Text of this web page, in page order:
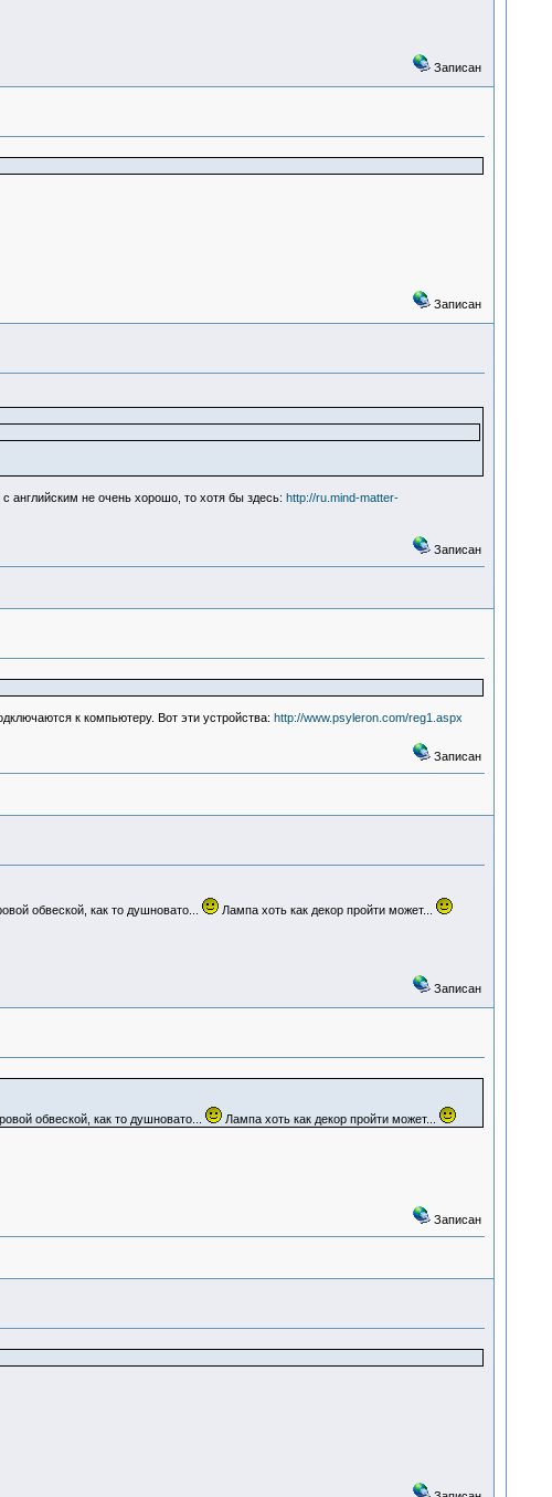
Записан
Записан
английским не очень хорошо, то хотя бы здесь: http://ru.mind-matter-
Записан
к компьютеру. Вот эти устройства: http://www.psyleron.com/reg1.aspx
Записан
обвеской, как то душновато... Лампа хоть как декор пройти может...
Записан
обвеской, как то душновато... Лампа хоть как декор пройти может...
Записан